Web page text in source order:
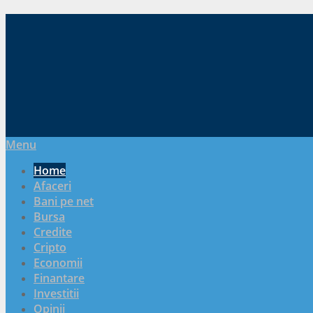
Menu
Home
Afaceri
Bani pe net
Bursa
Credite
Cripto
Economii
Finantare
Investitii
Opinii